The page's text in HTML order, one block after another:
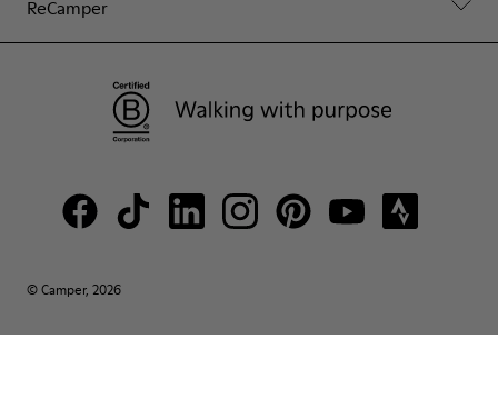
ReCamper
© Camper, 2026